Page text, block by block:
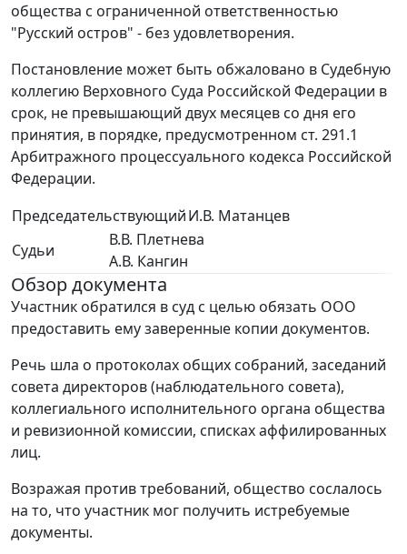
общества с ограниченной ответственностью
"Русский остров" - без удовлетворения.
Постановление может быть обжаловано в Судебную
коллегию Верховного Суда Российской Федерации в
срок, не превышающий двух месяцев со дня его
принятия, в порядке, предусмотренном ст. 291.1
Арбитражного процессуального кодекса Российской
Федерации.
ПредседательствующийИ.В. Матанцев
Судьи
В.В. Плетнева
А.В. Кангин
Обзор документа
Участник обратился в суд с целью обязать ООО
предоставить ему заверенные копии документов.
Речь шла о протоколах общих собраний, заседаний
совета директоров (наблюдательного совета),
коллегиального исполнительного органа общества
и ревизионной комиссии, списках аффилированных
лиц.
Возражая против требований, общество сослалось
на то, что участник мог получить истребуемые
документы.